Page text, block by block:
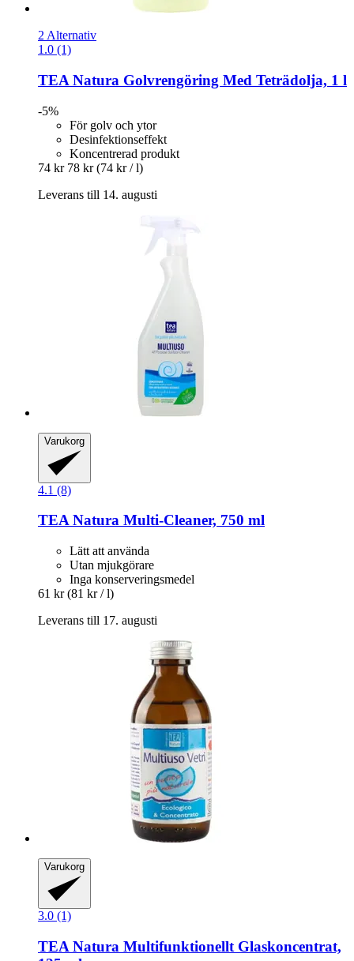
2 Alternativ
1.0 (1)
TEA Natura Golvrengöring Med Teträdolja, 1 l
-5%
För golv och ytor
Desinfektionseffekt
Koncentrerad produkt
74 kr 78 kr (74 kr / l)
Leverans till 14. augusti
Varukorg
4.1 (8)
TEA Natura Multi-​Cleaner, 750 ml
Lätt att använda
Utan mjukgörare
Inga konserveringsmedel
61 kr (81 kr / l)
Leverans till 17. augusti
Varukorg
3.0 (1)
TEA Natura Multifunktionellt Glaskoncentrat,